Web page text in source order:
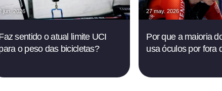
jun. 2026
sentido o atual limite UCI
o peso das bicicletas?
27 may. 2026
Por que a maioria
usa óculos por fora